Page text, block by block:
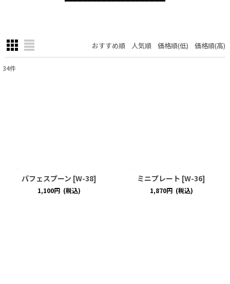
おすすめ順 人気順 価格順(低) 価格順(高)
閉じる
34件
パフェスプーン [W-38]
1,100円 (税込)
ミニプレート [W-36]
1,870円 (税込)